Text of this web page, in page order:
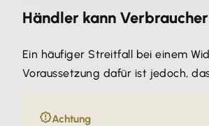
Händler kann
Ein häufiger Streitfall bei einem
Voraussetzung dafür ist jedoch,
Achtung